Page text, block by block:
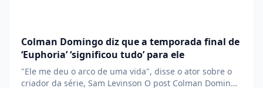
Colman Domingo diz que a temporada final de
‘Euphoria’ ‘significou tudo’ para ele
"Ele me deu o arco de uma vida", disse o ator sobre o
criador da série, Sam Levinson O post Colman Domingo